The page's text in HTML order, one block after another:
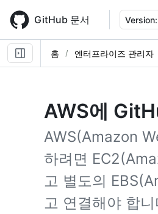
main
content
GitHub 문서 Version:
홈 엔터프라이즈 관리자
AWS에
AWS(Amazon
하려면
고 별도의
고 연결해야 합니